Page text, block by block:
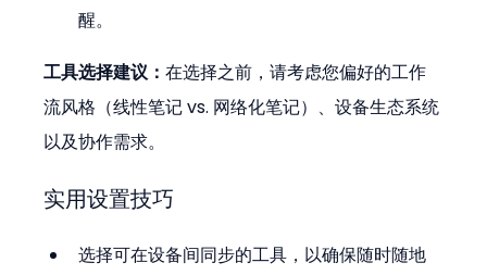
醒。
工具选择建议：在选择之前，请考虑您偏好的工作
流风格（线性笔记 vs. 网络化笔记）、设备生态系统
以及协作需求。
实用设置技巧
选择可在设备间同步的工具，以确保随时随地